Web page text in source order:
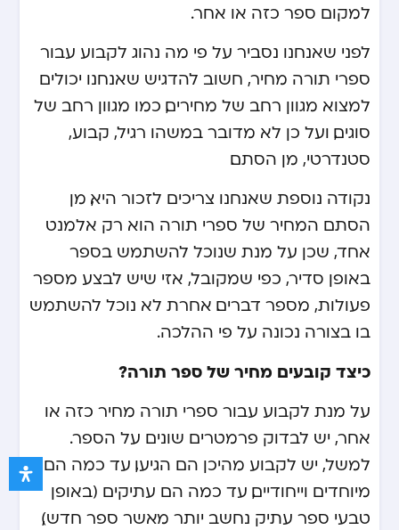
למקום ספר כזה או אחר.
לפני שאנחנו נסביר על פי מה נהוג לקבוע עבור
ספרי תורה מחיר, חשוב להדגיש שאנחנו יכולים
למצוא מגוון רחב של מחירים, כמו מגוון רחב של
סוגים, ועל כן לא מדובר במשהו רגיל, קבוע,
סטנדרטי, מן הסתם.
נקודה נוספת שאנחנו צריכים לזכור היא, מן
הסתם המחיר של ספרי תורה הוא רק אלמנט
אחד, שכן על מנת שנוכל להשתמש בספר
באופן סדיר, כפי שמקובל, אזי שיש לבצע מספר
פעולות, מספר דברים. אחרת לא נוכל להשתמש
בו בצורה נכונה על פי ההלכה.
כיצד קובעים מחיר של ספר תורה?
על מנת לקבוע עבור ספרי תורה מחיר כזה או
אחר, יש לבדוק פרמטרים שונים על הספר.
למשל, יש לקבוע מהיכן הם הגיעו, עד כמה הם
מיוחדים וייחודיים, עד כמה הם עתיקים (באופן
טבעי ספר עתיק נחשב יותר מאשר ספר חדש),